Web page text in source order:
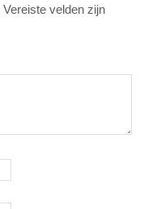
Vereiste velden zijn